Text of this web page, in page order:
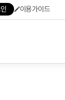
이용가이드